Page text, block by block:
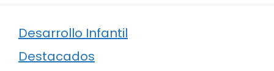
Desarrollo Infantil
Destacados